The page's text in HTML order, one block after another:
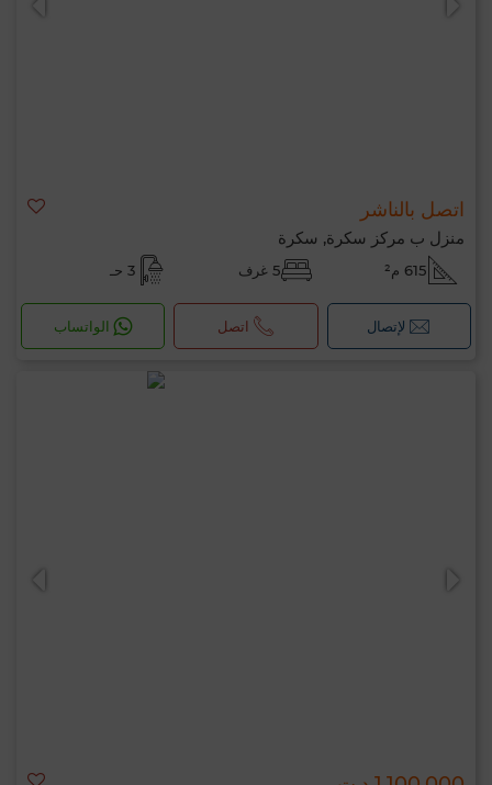
اتصل بالناشر
منزل ب مركز سكرة, سكرة
615 م² 5 غرف 3 حـ
لإتصال اتصل الواتساب